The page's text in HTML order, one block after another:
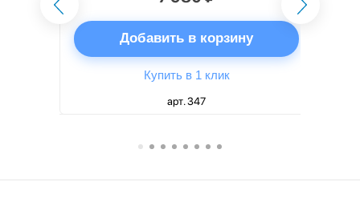
Добавить в корзину
Купить в 1 клик
арт. 347